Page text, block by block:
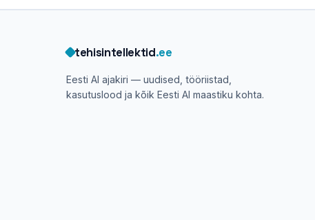
tehisintellektid.ee
Eesti AI ajakiri — uudised, tööriistad,
kasutuslood ja kõik Eesti AI maastiku kohta.